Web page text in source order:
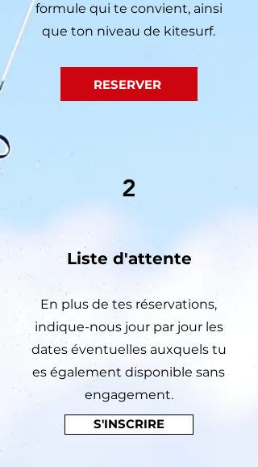
formule qui te convient, ainsi
que ton niveau de kitesurf.
RESERVER
2
Liste d'attente
En plus de tes réservations,
indique-nous jour par jour les
dates éventuelles auxquels tu
es également disponible sans
engagement.
S'INSCRIRE